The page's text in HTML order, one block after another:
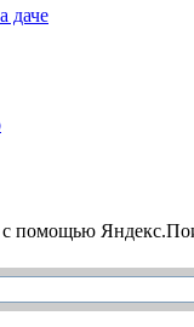
даче
с помощью